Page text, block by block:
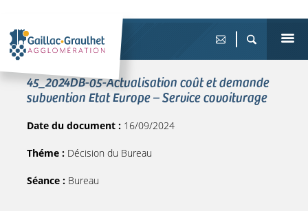
45_2024DB-05-Actualisation coût et demande
subvention Etat Europe – Service covoiturage
Date du document : 16/09/2024
Théme : Décision du Bureau
Séance : Bureau